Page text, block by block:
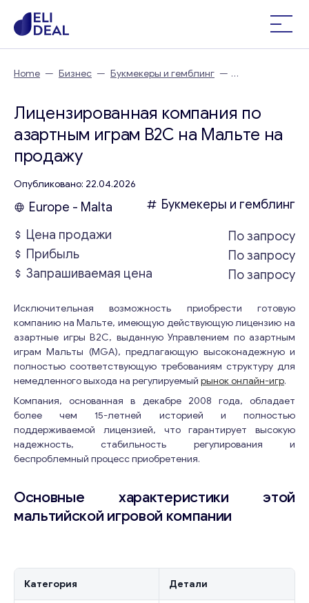
Home — Бизнес — Букмекеры и гемблинг —
Лицензированная компания по
азартным играм B2C на Мальте на
продажу
Опубликовано: 22.04.2026
Europe - Malta
Букмекеры и гемблинг
Цена продажи
По запросу
Прибыль
По запросу
Запрашиваемая цена
По запросу
Исключительная возможность приобрести готовую
компанию на Мальте, имеющую действующую лицензию на
азартные игры B2C, выданную Управлением по азартным
играм Мальты (MGA), предлагающую высоконадежную и
полностью соответствующую требованиям структуру для
немедленного выхода на регулируемый рынок онлайн-игр.
Компания, основанная в декабре 2008 года, обладает
более чем 15-летней историей и полностью
поддерживаемой лицензией, что гарантирует высокую
надежность, стабильность регулирования и
беспроблемный процесс приобретения.
Основные характеристики этой
мальтийской игровой компании
Категория Детали